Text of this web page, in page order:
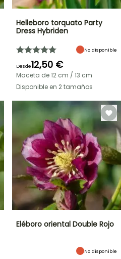
Helleboro torquato Party
Dress Hybriden
No disponible
Desde12,50 €
Maceta de 12 cm / 13 cm
Disponible en 2 tamaños
Eléboro oriental Double Rojo
No disponible